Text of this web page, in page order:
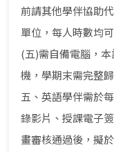
前請其他學伴協助
單位，每人時數均
(五)需自備電腦，
機，學期末需完整歸
五、英語學伴需於
錄影片、授課電子
畫審核通過後，擬